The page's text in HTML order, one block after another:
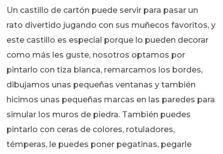
Un castillo de cartón puede servir para pasar un
rato divertido jugando con sus muñecos favoritos, y
este castillo es especial porque lo pueden decorar
como más les guste, nosotros optamos por
pintarlo con tiza blanca, remarcamos los bordes,
dibujamos unas pequeñas ventanas y también
hicimos unas pequeñas marcas en las paredes para
simular los muros de piedra. También puedes
pintarlo con ceras de colores, rotuladores,
témperas, le puedes poner pegatinas, pegarle